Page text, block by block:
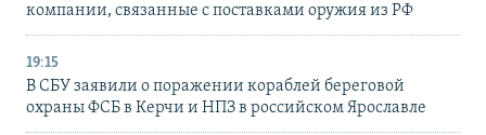
компании, связанные с поставками оружия из РФ
19:15
В СБУ заявили о поражении кораблей береговой
охраны ФСБ в Керчи и НПЗ в российском Ярославле